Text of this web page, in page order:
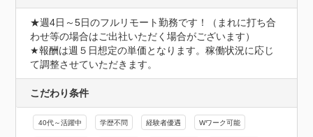
★週4日～5日のフルリモート勤務です！（まれに打ち合
わせ等の場合はご出社いただく場合がございます）
★報酬は週５日想定の単価となります。稼働状況に応じ
て調整させていただきます。
こだわり条件
40代～活躍中 学歴不問 経験者優遇 Wワーク可能